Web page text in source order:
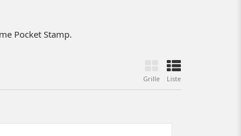
Pocket Stamp.
Grille Liste